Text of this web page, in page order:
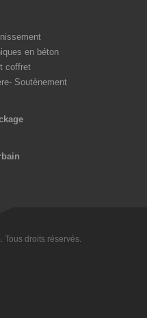
en béton
coffret
Soutènement
Tous droits réservés.